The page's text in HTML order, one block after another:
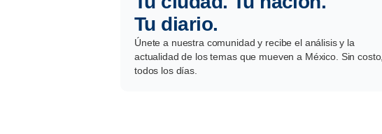
Tu diario.
Únete a nuestra comunidad y recibe el análisis y la
actualidad de los temas que mueven a México. Sin costo,
todos los días.